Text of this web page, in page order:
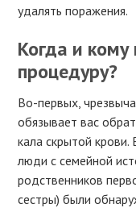
удалять поражения.
Когда и
процедуру?
Во-первых,
обязывает вас
кала скрытой крови.
люди с семейной
родственников
сестры) были